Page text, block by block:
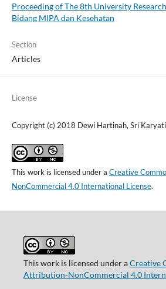
Proceeding of The 8th University
Bidang MIPA dan Kesehatan
Section
Articles
License
Copyright (c) 2018 Dewi Hartinah, Sri
This work is licensed under a Creative
NonCommercial 4.0 International License.
This work is licensed under aCreative
Attribution-NonCommercial 4.0